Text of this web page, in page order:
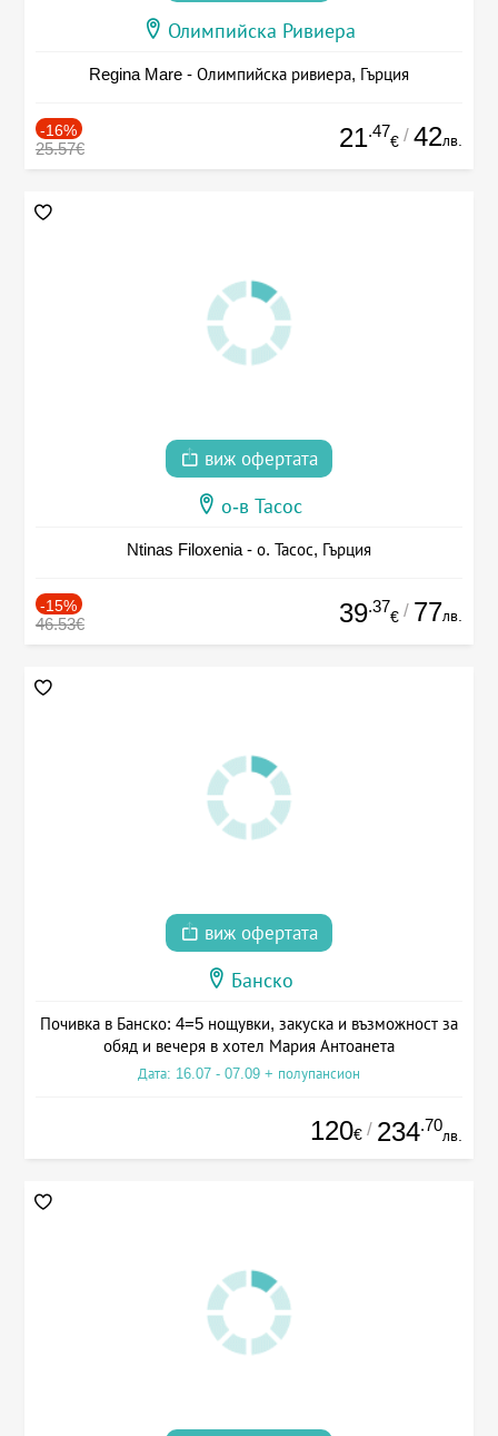
Олимпийска Ривиера
Regina Mare - Олимпийска ривиера, Гърция
-16%
25.57€ 21.47
€ / 42лв.
виж офертата
о-в Тасос
Ntinas Filoxenia - о. Тасос, Гърция
-15%
46.53€ 39.37
€ / 77лв.
виж офертата
Банско
Почивка в Банско: 4=5 нощувки, закуска и възможност за
обяд и вечеря в хотел Мария Антоанета
Дата: 16.07 - 07.09 + полупансион
120€ / 234.70
лв.